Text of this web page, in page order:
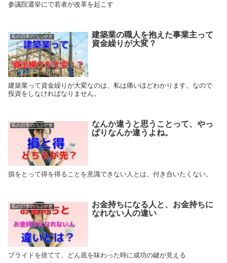
参議院選挙にで若者が改革を起こす
私の日常のつぶやき
建築業の職人を抱えた事業主って
資金繰りが大変？
建築業って資金繰りが大変なのは、私は痛いほどわかります。なので
投資をしなければなりません。
私の日常のつぶやき
なんか違うと思うことって、やっ
ぱりなんか違うよね。
損をとって得を得ることを意識できない人とは、付き合いたくない。
私の日常のつぶやき
お金持ちになる人と、お金持ちに
なれない人の違い
プライドを捨てて、どん底を味わった時に成功の鍵が見える